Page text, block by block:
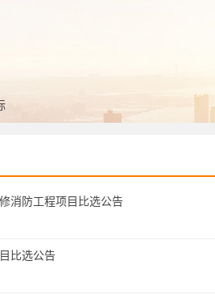
消防工程项目比选公告
比选公告